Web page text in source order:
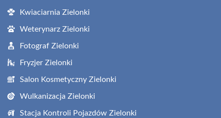
Kwiaciarnia Zielonki
Weterynarz Zielonki
Fotograf Zielonki
Fryzjer Zielonki
Salon Kosmetyczny Zielonki
Wulkanizacja Zielonki
Stacja Kontroli Pojazdów Zielonki